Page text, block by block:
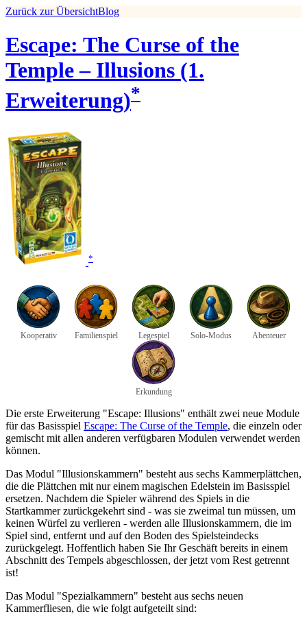
Zurück zur ÜbersichtBlog
Escape: The Curse of the
Temple – Illusions (1.
Erweiterung)*
*
Kooperativ Familienspiel Legespiel Solo-Modus Abenteuer
Erkundung
Die erste Erweiterung "Escape: Illusions" enthält zwei neue Module
für das Basisspiel Escape: The Curse of the Temple, die einzeln oder
gemischt mit allen anderen verfügbaren Modulen verwendet werden
können.
Das Modul "Illusionskammern" besteht aus sechs Kammerplättchen,
die die Plättchen mit nur einem magischen Edelstein im Basisspiel
ersetzen. Nachdem die Spieler während des Spiels in die
Startkammer zurückgekehrt sind - was sie zweimal tun müssen, um
keinen Würfel zu verlieren - werden alle Illusionskammern, die im
Spiel sind, entfernt und auf den Boden des Spielsteindecks
zurückgelegt. Hoffentlich haben Sie Ihr Geschäft bereits in einem
Abschnitt des Tempels abgeschlossen, der jetzt vom Rest getrennt
ist!
Das Modul "Spezialkammern" besteht aus sechs neuen
Kammerfliesen, die wie folgt aufgeteilt sind: